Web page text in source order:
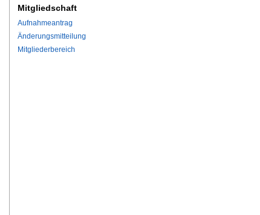
Mitgliedschaft
Aufnahmeantrag
Änderungsmitteilung
Mitgliederbereich